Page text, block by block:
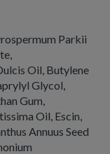
Parkii
Oil, Butylene
Glycol,
Gum,
Oil, Escin,
Annuus Seed